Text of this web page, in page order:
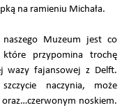
na ramieniu Michała.
Muzeum jest co
które przypomina trochę
wazy fajansowej z Delft.
naczynia, może
noskiem.